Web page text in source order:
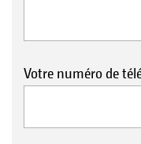
Votre numéro de